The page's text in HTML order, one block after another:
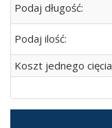
Podaj długość:
Podaj ilość:
Koszt jednego cięcia